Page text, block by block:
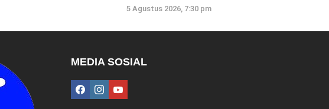
5 Agustus 2026, 7:30 pm
MEDIA SOSIAL
facebookinstagramyoutube